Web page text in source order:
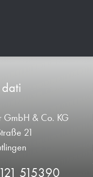
GmbH & Co. KG
21
515390